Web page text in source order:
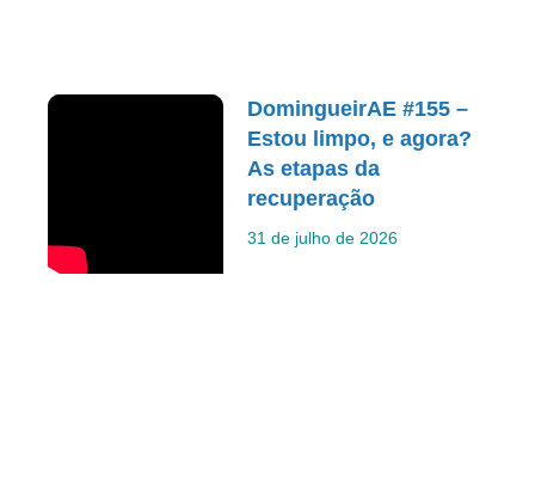
DomingueirAE #155 –
Estou limpo, e agora?
As etapas da
recuperação
31 de julho de 2026